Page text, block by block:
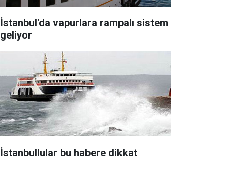
İstanbul'da vapurlara rampalı sistem
geliyor
İstanbullular bu habere dikkat